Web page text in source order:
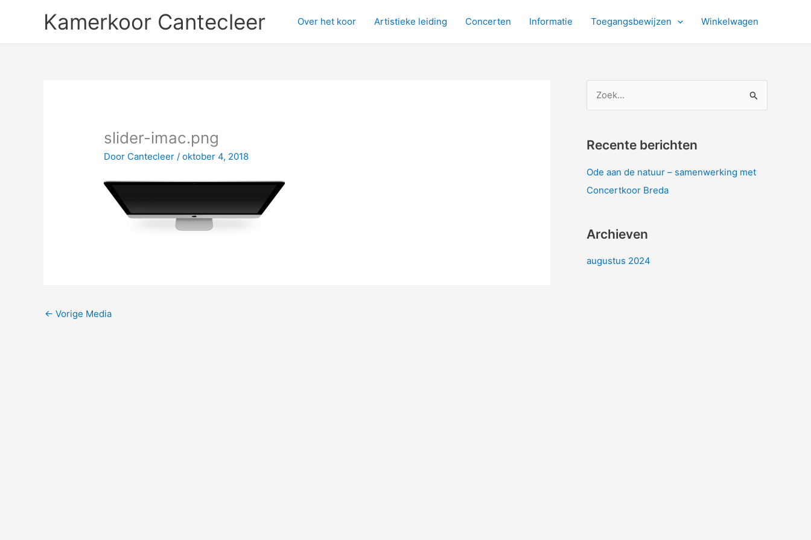
Kamerkoor Cantecleer Over het koor Artistieke leiding Concerten Informatie Toegangsbewijzen Winkelwagen
slider-imac.png
Door Cantecleer/oktober 4, 2018
← Vorige Media
k
a
a
:
Recente berichten
Ode aan de natuur – samenwerking met
Concertkoor Breda
Archieven
augustus 2024